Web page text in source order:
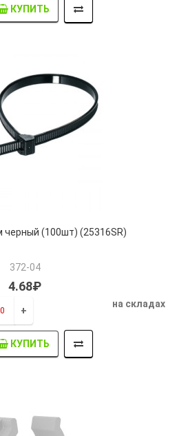
КУПИТЬ
черный (100шт) (25316SR)
372-04
4.68₽
+
на складах
КУПИТЬ